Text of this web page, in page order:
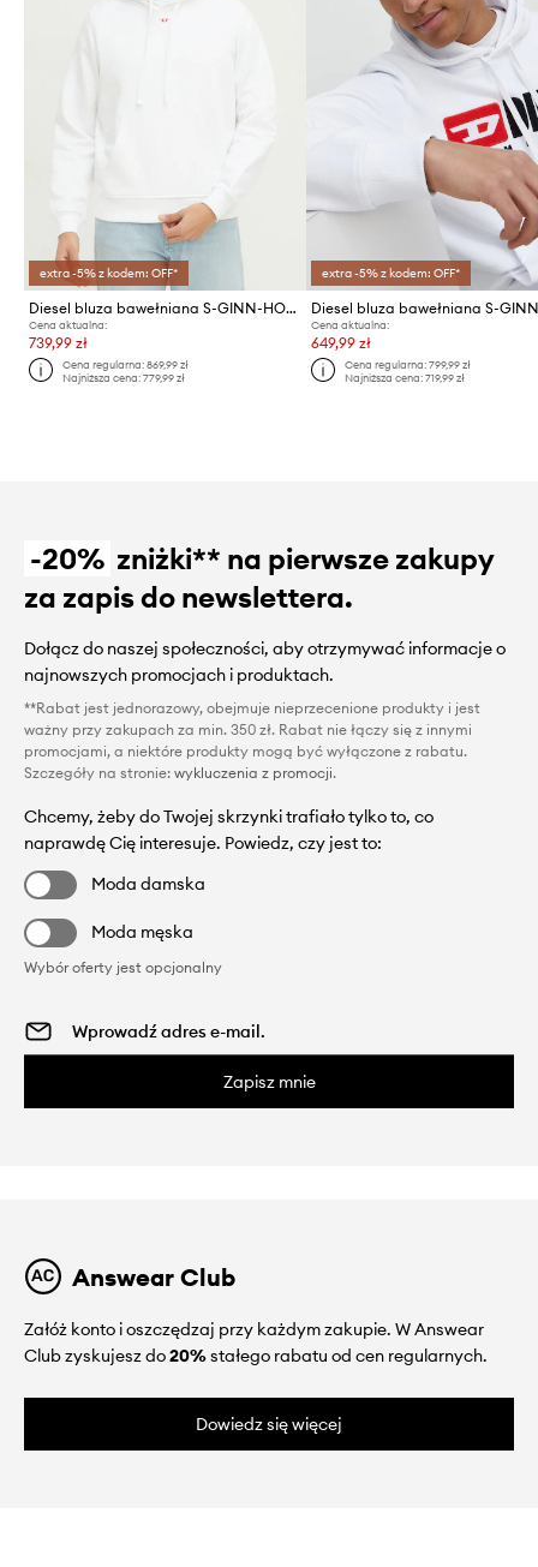
extra -5% z kodem: OFF*
Diesel bluza bawełniana S-GINN-HOOD-DIV FELPA
Cena aktualna:
739,99 zł
Cena regularna:869,99 zł
Najniższa cena:779,99 zł
extra -5% z kodem: OFF*
Cena aktualna:
649,99 zł
Cena regularna: 799,99 zł
Najniższa cena: 719,99 zł
-20% zniżki** na pierwsze zakupy
za zapis do newslettera.
Dołącz do naszej społeczności, aby otrzymywać informacje o
najnowszych promocjach i produktach.
**Rabat jest jednorazowy, obejmuje nieprzecenione produkty i jest
ważny przy zakupach za min. 350 zł. Rabat nie łączy się z innymi
promocjami, a niektóre produkty mogą być wyłączone z rabatu.
Szczegóły na stronie: wykluczenia z promocji.
Chcemy, żeby do Twojej skrzynki trafiało tylko to, co
naprawdę Cię interesuje. Powiedz, czy jest to:
Moda damska
Moda męska
Wybór oferty jest opcjonalny
Zapisz mnie
Answear Club
Załóż konto i oszczędzaj przy każdym zakupie. W Answear
Club zyskujesz do20%stałego rabatu od cen regularnych.
Dowiedz się więcej